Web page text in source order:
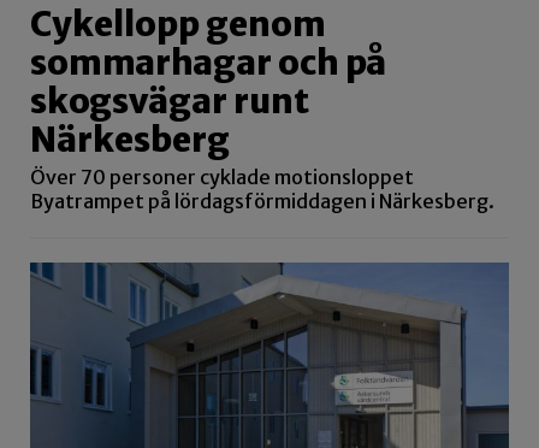
Cykellopp genom
sommarhagar och på
skogsvägar runt
Närkesberg
Över 70 personer cyklade motionsloppet
Byatrampet på lördagsförmiddagen i Närkesberg.